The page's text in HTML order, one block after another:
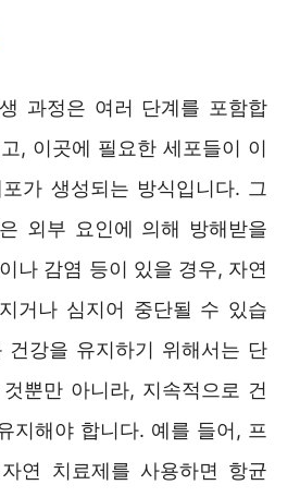
과정은 여러 단계를 포함합
, 이곳에 필요한 세포들이 이
가 생성되는 방식입니다. 그
외부 요인에 의해 방해받을
나 감염 등이 있을 경우, 자연
거나 심지어 중단될 수 있습
건강을 유지하기 위해서는 단
뿐만 아니라, 지속적으로 건
지해야 합니다. 예를 들어, 프
연 치료제를 사용하면 항균